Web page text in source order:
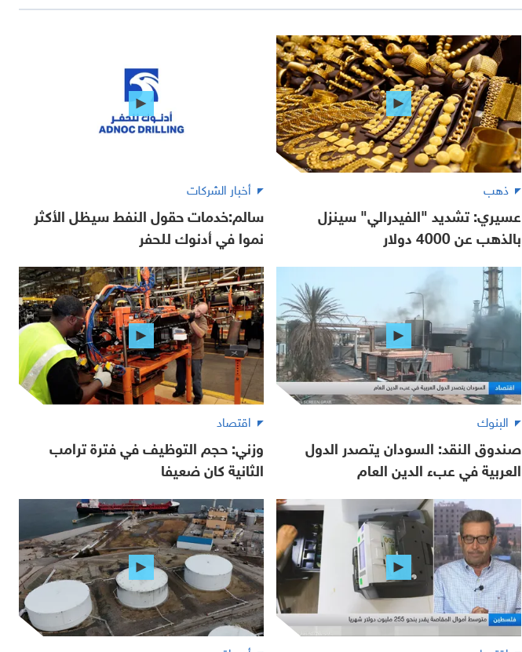
ذهب
عسيري: تشديد "الفيدرالي" سينزل
بالذهب عن 4000 دولار
أخبار الشركات
سالم:خدمات حقول النفط سيظل الأكثر
نموا في أدنوك للحفر
البنوك
صندوق النقد: السودان يتصدر الدول
العربية في عبء الدين العام
اقتصاد
وزني: حجم التوظيف في فترة ترامب
الثانية كان ضعيفا